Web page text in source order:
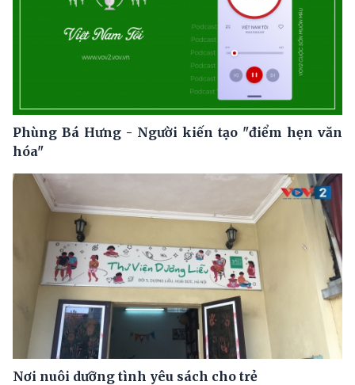
Phùng Bá Hưng - Người kiến tạo "điểm hẹn văn
hóa"
Nơi nuôi dưỡng tình yêu sách cho trẻ